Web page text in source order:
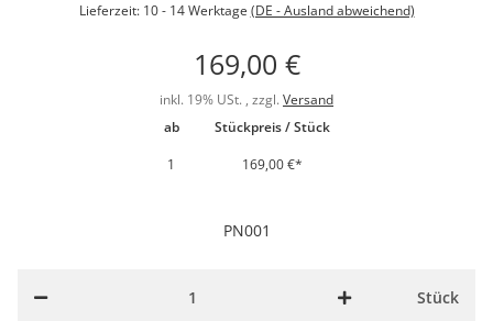
Lieferzeit: 10 - 14 Werktage (DE - Ausland abweichend)
169,00 €
inkl. 19% USt. , zzgl. Versand
ab
Stückpreis / Stück
1
169,00 €*
PN001
Stück